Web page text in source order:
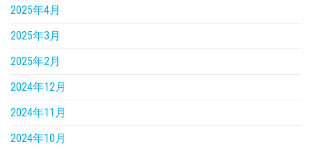
2025年4月
2025年3月
2025年2月
2024年12月
2024年11月
2024年10月